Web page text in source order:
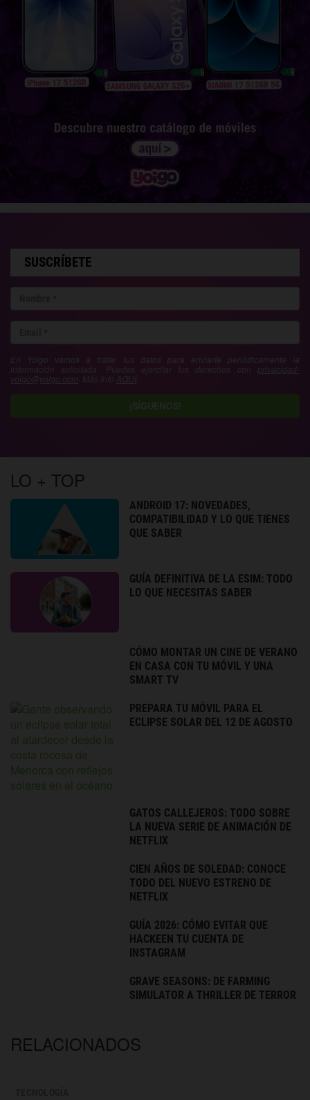
SUSCRÍBETE
En Yoigo vamos a tratar tus datos para enviarte periódicamente la
información solicitada. Puedes ejercitar tus derechos con privacidad-
yoigo@yoigo.com . Más Info AQUÍ
¡SÍGUENOS!
LO + TOP
ANDROID 17: NOVEDADES,
COMPATIBILIDAD Y LO QUE TIENES
QUE SABER
GUÍA DEFINITIVA DE LA ESIM: TODO
LO QUE NECESITAS SABER
CÓMO MONTAR UN CINE DE VERANO
EN CASA CON TU MÓVIL Y UNA
SMART TV
PREPARA TU MÓVIL PARA EL
ECLIPSE SOLAR DEL 12 DE AGOSTO
GATOS CALLEJEROS: TODO SOBRE
LA NUEVA SERIE DE ANIMACIÓN DE
NETFLIX
CIEN AÑOS DE SOLEDAD: CONOCE
TODO DEL NUEVO ESTRENO DE
NETFLIX
GUÍA 2026: CÓMO EVITAR QUE
HACKEEN TU CUENTA DE
INSTAGRAM
GRAVE SEASONS: DE FARMING
SIMULATOR A THRILLER DE TERROR
RELACIONADOS